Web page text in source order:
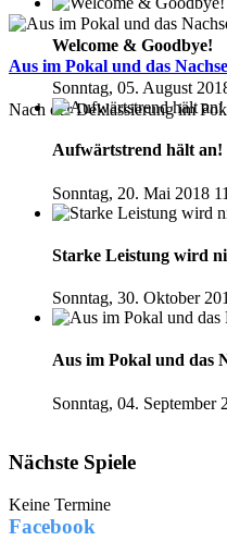
Aus im Pokal und das
Nach der Deklassierung im
Welcome & Goodbye!
Sonntag, 05. August
Aufwärtstrend hält an!
Sonntag, 20. Mai 2018
Starke Leistung wird
Sonntag, 30. Oktober
Aus im Pokal und das
Sonntag, 04. September
Nächste Spiele
Keine Termine
Facebook